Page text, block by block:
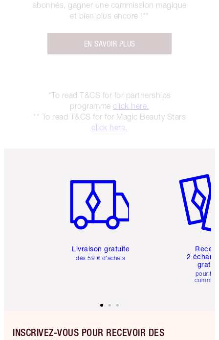
abonnés, gagner une commission magique
et bien plus encore !**
EN SAVOIR PLUS
*To read T&CS for for partnerships
programme click here.
** To read T&CS for for Magic Beauty Stars
click here.
Livraison gratuite
dès 59 € d'achats
2
pour
INSCRIVEZ-VOUS POUR RECEVOIR DES